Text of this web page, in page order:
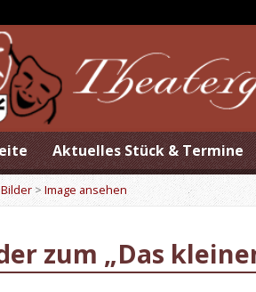
Aktuelles Stück & Termine
>Image ansehen
zum „Das